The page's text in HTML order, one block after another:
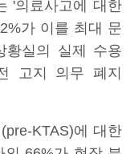
'의료사고에 대한
가 이를 최대 문
실의 실제 수용
고지 의무 폐지
KTAS)에 대한